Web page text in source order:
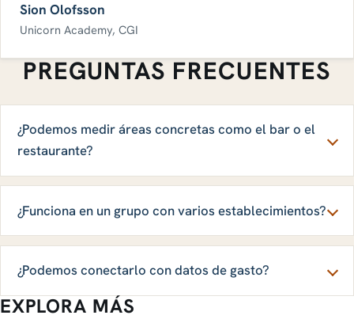
Sion Olofsson
Unicorn Academy, CGI
PREGUNTAS FRECUENTES
¿Podemos medir áreas concretas como el bar o el
restaurante?
¿Funciona en un grupo con varios establecimientos?
¿Podemos conectarlo con datos de gasto?
EXPLORA MÁS